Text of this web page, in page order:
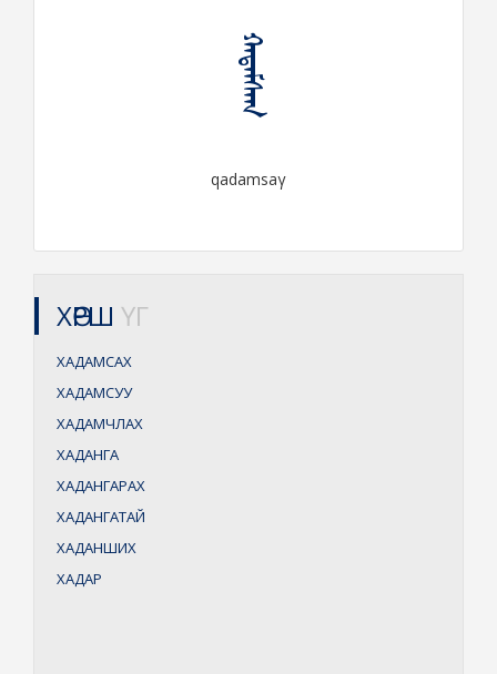
ᠬᠠᠳᠠᠮᠰᠠᠭ
qadamsaγ
ХӨРШ ҮГ
ХАДАМСАХ
ХАДАМСУУ
ХАДАМЧЛАХ
ХАДАНГА
ХАДАНГАРАХ
ХАДАНГАТАЙ
ХАДАНШИХ
ХАДАР